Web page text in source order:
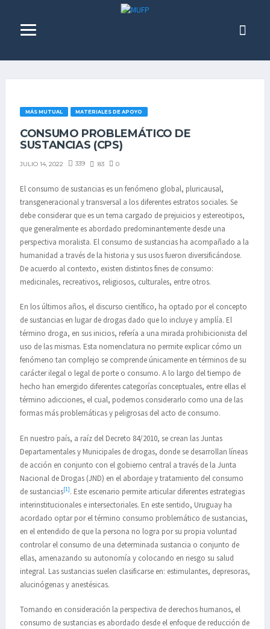
MÁS MUTUAL MATERIALES DE APOYO
CONSUMO PROBLEMÁTICO DE
SUSTANCIAS (CPS)
JULIO 14, 2022 339 83 0
El consumo de sustancias es un fenómeno global, pluricausal,
transgeneracional y transversal a los diferentes estratos sociales. Se
debe considerar que es un tema cargado de prejuicios y estereotipos,
que generalmente es abordado predominantemente desde una
perspectiva moralista. El consumo de sustancias ha acompañado a la
humanidad a través de la historia y sus usos fueron diversificándose.
De acuerdo al contexto, existen distintos fines de consumo:
medicinales, recreativos, religiosos, culturales, entre otros.
En los últimos años, el discurso científico, ha optado por el concepto
de sustancias en lugar de drogas dado que lo incluye y amplía. El
término droga, en sus inicios, refería a una mirada prohibicionista del
uso de las mismas. Esta nomenclatura no permite explicar cómo un
fenómeno tan complejo se comprende únicamente en términos de su
carácter ilegal o legal de porte o consumo. A lo largo del tiempo de
hecho han emergido diferentes categorías conceptuales, entre ellas el
término adicciones, el cual, podemos considerarlo como una de las
formas más problemáticas y peligrosas del acto de consumo.
En nuestro país, a raíz del Decreto 84/2010, se crean las Juntas
Departamentales y Municipales de drogas, donde se desarrollan líneas
de acción en conjunto con el gobierno central a través de la Junta
Nacional de Drogas (JND) en el abordaje y tratamiento del consumo
de sustancias[1]. Este escenario permite articular diferentes estrategias
interinstitucionales e intersectoriales. En este sentido, Uruguay ha
acordado optar por el término consumo problemático de sustancias,
en el entendido de que la persona no logra por su propia voluntad
controlar el consumo de una determinada sustancia o conjunto de
ellas, amenazando su autonomía y colocando en riesgo su salud
integral. Las sustancias suelen clasificarse en: estimulantes, depresoras,
alucinógenas y anestésicas.
Tomando en consideración la perspectiva de derechos humanos, el
consumo de sustancias es abordado desde el enfoque de reducción de